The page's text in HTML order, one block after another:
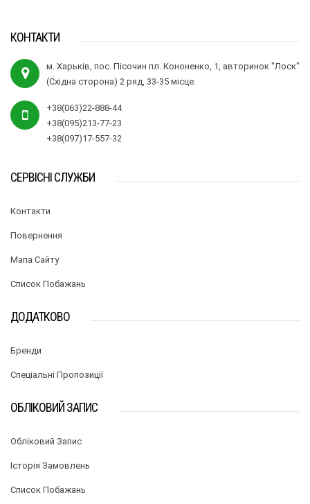
КОНТАКТИ
м. Харьків, пос. Пісочин пл. Кононенко, 1, авторинок "Лоск"
(Східна сторона) 2 ряд, 33-35 місце.
+38(063)22-888-44
+38(095)213-77-23
+38(097)17-557-32
СЕРВІСНІ СЛУЖБИ
Контакти
Повернення
Мапа Сайту
Список Побажань
ДОДАТКОВО
Бренди
Спеціальні Пропозиції
ОБЛІКОВИЙ ЗАПИС
Обліковий Запис
Історія Замовлень
Список Побажань